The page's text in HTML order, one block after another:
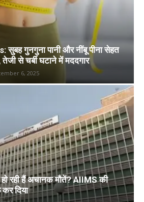
गुनगुना पानी और नींबू पीना सेहत
से चर्बी घटाने में मददगार
6, 2025
हो रही हैं अचानक मौतें? AIIMS की
दिया